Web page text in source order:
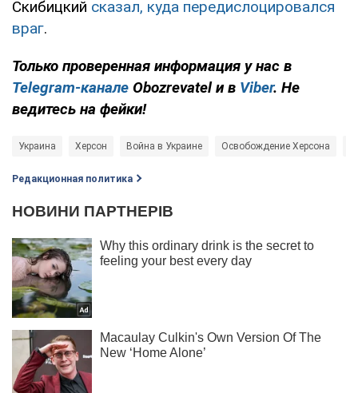
Скибицкий сказал, куда передислоцировался
враг.
Только проверенная информация у нас в
Telegram-канале Obozrevatel и в Viber. Не
ведитесь на фейки!
Украина Херсон Война в Украине Освобождение Херсона
Редакционная политика